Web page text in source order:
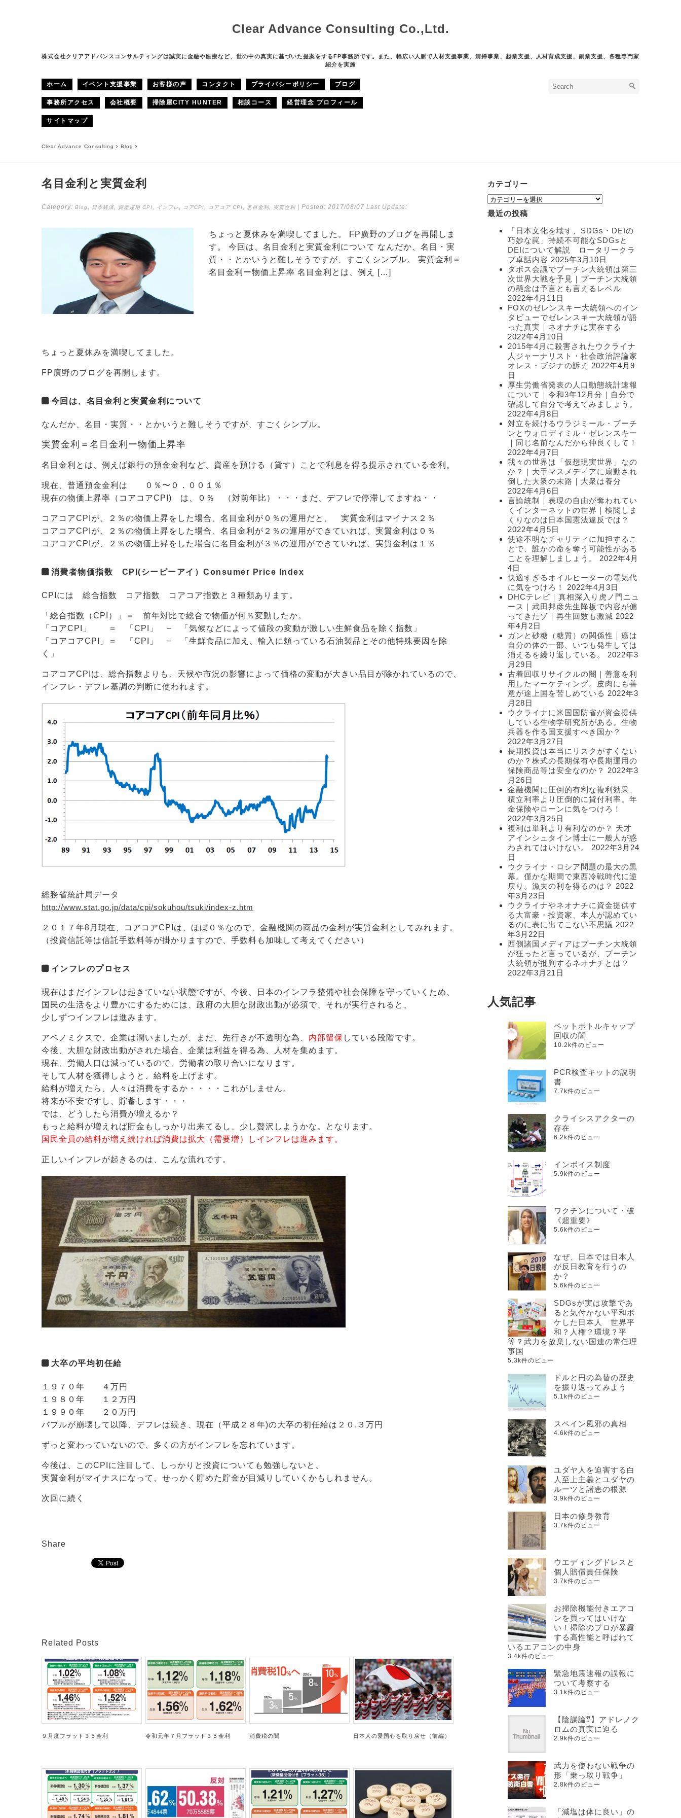
Clear Advance Consulting Co.,Ltd.
株式会社クリアアドバンスコンサルティングは誠実に金融や医療など、世の中の真実に基づいた提案をするFP事務所です。また、幅広い人脈で人材支援事業、清掃事業、起業支援、人材育成支援、副業支援、各種専門家
紹介を実施
ホーム イベント支援事業 お客様の声 コンタクト プライバシーポリシー ブログ
事務所アクセス 会社概要 掃除屋CITY HUNTER 相談コース 経営理念 プロフィール
サイトマップ
Clear Advance Consulting Blog
名目金利と実質金利
Category: Blog, 日本経済, 資産運用 CPI, インフレ, コアCPI, コアコア CPI, 名目金利, 実質金利| Posted: 2017/08/07 Last Update:
ちょっと夏休みを満喫してました。 FP廣野のブログを再開しま
す。 今回は、名目金利と実質金利について なんだか、名目・実
質・・とかいうと難しそうですが、すごくシンプル。 実質金利＝
名目金利ー物価上昇率 名目金利とは、例え […]
ちょっと夏休みを満喫してました。
FP廣野のブログを再開します。
今回は、名目金利と実質金利について
なんだか、名目・実質・・とかいうと難しそうですが、すごくシンプル。
実質金利＝名目金利ー物価上昇率
名目金利とは、例えば銀行の預金金利など、資産を預ける（貸す）ことで利息を得る提示されている金利。
現在、普通預金金利は ０％〜０．００１％
現在の物価上昇率（コアコアCPI) は、０％ （対前年比）・・・まだ、デフレで停滞してますね・・
コアコアCPIが、２％の物価上昇をした場合、名目金利が０％の運用だと、 実質金利はマイナス２％
コアコアCPIが、２％の物価上昇をした場合、名目金利が２％の運用ができていれば、実質金利は０％
コアコアCPIが、２％の物価上昇をした場合に名目金利が３％の運用ができていれば、実質金利は１％
消費者物価指数 CPI(シーピーアイ）Consumer Price Index
CPIには 総合指数 コア指数 コアコア指数と３種類あります。
「総合指数（CPI）」＝ 前年対比で総合で物価が何％変動したか。
「コアCPI」 ＝ 「CPI」 − 「気候などによって値段の変動が激しい生鮮食品を除く指数」
「コアコアCPI」＝ 「CPI」 − 「生鮮食品に加え、輸入に頼っている石油製品とその他特殊要因を除
く」
コアコアCPIは、総合指数よりも、天候や市況の影響によって価格の変動が大きい品目が除かれているので、
インフレ・デフレ基調の判断に使われます。
総務省統計局データ
http://www.stat.go.jp/data/cpi/sokuhou/tsuki/index-z.htm
２０１７年8月現在、コアコアCPIは、ほぼ０％なので、金融機関の商品の金利が実質金利としてみれます。
（投資信託等は信託手数料等が掛かりますので、手数料も加味して考えてください）
インフレのプロセス
現在はまだインフレは起きていない状態ですが、今後、日本のインフラ整備や社会保障を守っていくため、
国民の生活をより豊かにするためには、政府の大胆な財政出動が必須で、それが実行されると、
少しずつインフレは進みます。
アベノミクスで、企業は潤いましたが、まだ、先行きが不透明な為、 内部留保 している段階です。
今後、大胆な財政出動がされた場合、企業は利益を得る為、人材を集めます。
現在、労働人口は減っているので、労働者の取り合いになります。
そして人材を獲得しようと、給料を上げます。
給料が増えたら、人々は消費をするか・・・・これがしません。
将来が不安ですし、貯蓄します・・・
では、どうしたら消費が増えるか？
もっと給料が増えれば貯金もしっかり出来てるし、少し贅沢しようかな。となります。
国民全員の給料が増え続ければ消費は拡大（需要増）しインフレは進みます。
正しいインフレが起きるのは、こんな流れです。
大卒の平均初任給
１９７０年 ４万円
１９８０年 １２万円
１９９０年 ２０万円
バブルが崩壊して以降、デフレは続き、現在（平成２８年)の大卒の初任給は２０.３万円
ずっと変わっていないので、多くの方がインフレを忘れています。
今後は、このCPIに注目して、しっかりと投資についても勉強しないと、
実質金利がマイナスになって、せっかく貯めた貯金が目減りしていくかもしれません。
次回に続く
Share
Related Posts
９月度フラット３５金利 令和元年７月フラット３５金利 消費税の闇 日本人の愛国心を取り戻せ（前編）
カテゴリー
カ
テ
ゴ
最近の投稿
「日本文化を壊す、SDGs・DEIの
巧妙な罠」持続不可能なSDGsと
DEIについて解説 ロータリークラ
ブ卓話内容 2025年3月10日
ダボス会議でプーチン大統領は第三
次世界大戦を予見｜プーチン大統領
の懸念は予言とも言えるレベル
2022年4月11日
FOXのゼレンスキー大統領へのイン
タビューでゼレンスキー大統領が語
った真実｜ネオナチは実在する
2022年4月10日
2015年4月に殺害されたウクライナ
人ジャーナリスト・社会政治評論家
オレス・ブジナの訴え
2022年4月9
日
厚生労働省発表の人口動態統計速報
について｜令和3年12月分｜自分で
確認して自分で考えてみましょう。
2022年4月8日
対立を続けるウラジミール・プーチ
ンとウォロディミル・ゼレンスキー
｜同じ名前なんだから仲良くして！
2022年4月7日
我々の世界は「仮想現実世界」なの
か？｜大手マスメディアに扇動され
倒した大衆の末路｜大衆は養分
2022年4月6日
言論統制｜表現の自由が奪われてい
くインターネットの世界｜検閲しま
くりなのは日本国憲法違反では？
2022年4月5日
使途不明なチャリティに加担するこ
とで、誰かの命を奪う可能性がある
ことを理解しましょう。
2022年4月
4日
快適すぎるオイルヒーターの電気代
に気をつけろ！
2022年4月3日
DHCテレビ｜真相深入り虎ノ門ニュ
ース｜武田邦彦先生降板で内容が偏
ってきたゾ｜再生回数も激減 2022
年4月2日
ガンと砂糖（糖質）の関係性｜癌は
自分の体の一部、いつも発生しては
消えるを繰り返している。
2022年3
月29日
古着回収リサイクルの闇｜善意を利
用したマーケティング。皮肉にも善
意が途上国を苦しめている 2022年3
月28日
ウクライナに米国国防省が資金提供
している生物学研究所がある。生物
兵器を作る国支援すべき国か？
2022年3月27日
長期投資は本当にリスクがすくない
のか？株式の長期保有や長期運用の
保険商品等は安全なのか？
2022年3
月26日
金融機関に圧倒的有利な複利効果、
積立利率より圧倒的に貸付利率。年
金保険やローンに気をつけろ！
2022年3月25日
複利は単利より有利なのか？ 天才
アインシュタイン博士に一般人が惑
わされてはいけない。
2022年3月24
日
ウクライナ・ロシア問題の最大の黒
幕。僅かな期間で東西冷戦時代に逆
戻り。漁夫の利を得るのは？
2022
年3月23日
ウクライナやネオナチに資金提供す
る大富豪・投資家、本人が認めてい
るのに表に出てこない不思議 2022
年3月22日
西側諸国メディアはプーチン大統領
が狂ったと言っているが、プーチン
大統領が批判するネオナチとは？
2022年3月21日
人気記事
ペットボトルキャップ
回収の闇
10.2k件のビュー
PCR検査キットの説明
書
7.7k件のビュー
クライシスアクターの
存在
6.2k件のビュー
インボイス制度
5.9k件のビュー
ワクチンについて・破
《超重要》
5.6k件のビュー
なぜ、日本では日本人
が反日教育を行うの
か？
5.6k件のビュー
SDGsが実は攻撃であ
ると気付かない平和ボ
ケした日本人 世界平
和？人権？環境？平
等？武力を放棄しない国連の常任理
事国
5.3k件のビュー
ドルと円の為替の歴史
を振り返ってみよう
5.1k件のビュー
スペイン風邪の真相
4.6k件のビュー
ユダヤ人を迫害する白
人至上主義とユダヤの
ルーツと諸悪の根源
3.9k件のビュー
日本の修身教育
3.7k件のビュー
ウエディングドレスと
個人賠償責任保険
3.7k件のビュー
お掃除機能付きエアコ
ンを買ってはいけな
い！掃除のプロが暴露
する高性能と呼ばれて
いるエアコンの中身
3.4k件のビュー
緊急地震速報の誤報に
ついて考察する
3.1k件のビュー
【陰謀論⁇】アドレノク
ロムの真実に迫る
2.9k件のビュー
武力を使わない戦争の
形「乗っ取り戦争」
2.8k件のビュー
「減塩は体に良い」の